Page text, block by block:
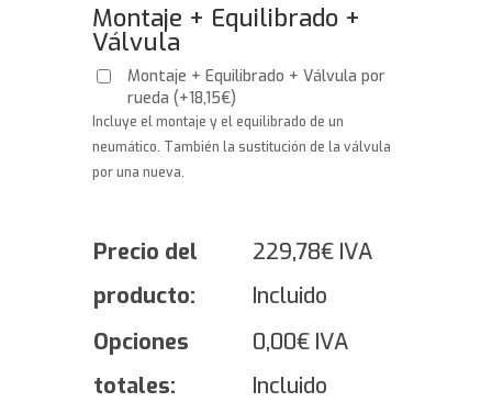
Montaje + Equilibrado +
Válvula
Montaje + Equilibrado + Válvula por
rueda(+18,15€)
Incluye el montaje y el equilibrado de un
neumático. También la sustitución de la válvula
por una nueva.
Precio del
producto:
229,78€ IVA
Incluido
Opciones
totales:
0,00€ IVA
Incluido